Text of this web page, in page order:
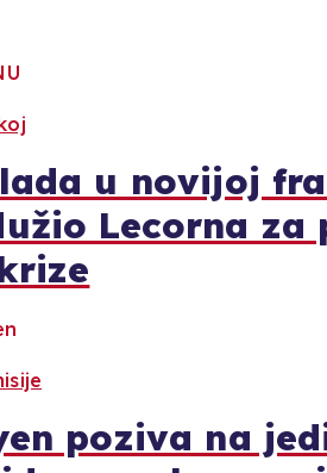
u novijoj
Lecorna za
poziva na